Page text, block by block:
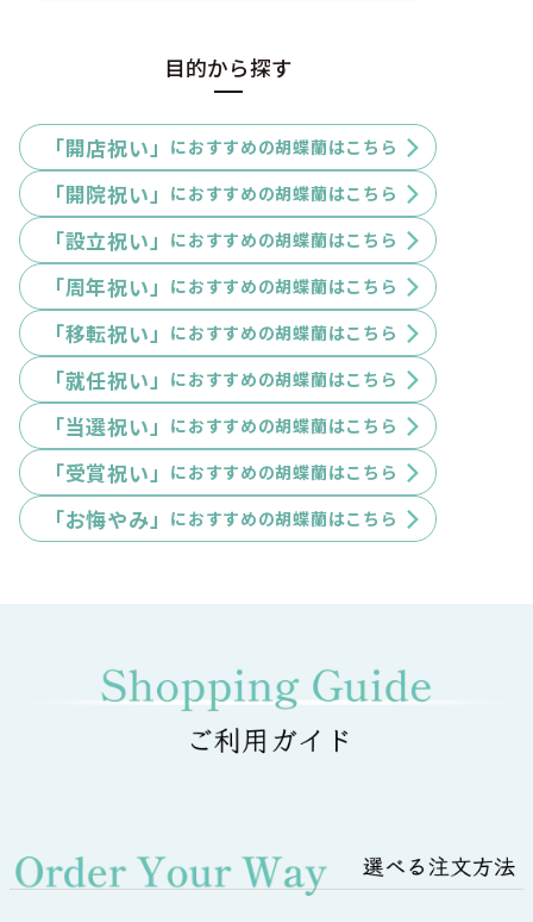
目的から探す
「開店祝い」 におすすめの胡蝶蘭はこちら
「開院祝い」 におすすめの胡蝶蘭はこちら
「設立祝い」 におすすめの胡蝶蘭はこちら
「周年祝い」 におすすめの胡蝶蘭はこちら
「移転祝い」 におすすめの胡蝶蘭はこちら
「就任祝い」 におすすめの胡蝶蘭はこちら
「当選祝い」 におすすめの胡蝶蘭はこちら
「受賞祝い」 におすすめの胡蝶蘭はこちら
「お悔やみ」 におすすめの胡蝶蘭はこちら